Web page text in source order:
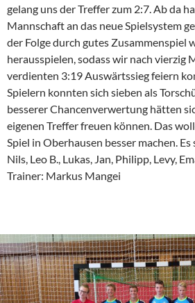
gelang uns der Treffer zum 2:7. Ab da
Mannschaft an das neue Spielsystem
der Folge durch gutes Zusammenspiel
herausspielen, sodass wir nach vierzig
verdienten 3:19 Auswärtssieg feiern
Spielern konnten sich sieben als
besserer Chancenverwertung hätten
eigenen Treffer freuen können. Das
Spiel in Oberhausen besser machen. Es
Nils, Leo B., Lukas, Jan, Philipp, Levy,
Trainer: Markus Mangei